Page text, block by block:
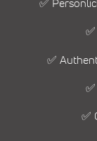
✅
✅
✅